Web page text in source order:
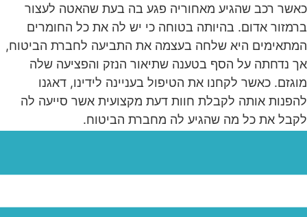
כאשר רכב שהגיע מאחוריה פגע בה בעת שהאטה לעצור
ברמזור אדום. בהיותה בטוחה כי יש לה את כל החומרים
המתאימים היא שלחה בעצמה את התביעה לחברת הביטוח,
אך נדחתה על הסף בטענה שתיאור הנזק והפציעה שלה
מוגזם. כאשר לקחנו את הטיפול בעניינה לידינו, דאגנו
להפנות אותה לקבלת חוות דעת מקצועית אשר סייעה לה
לקבל את כל מה שהגיע לה מחברת הביטוח.